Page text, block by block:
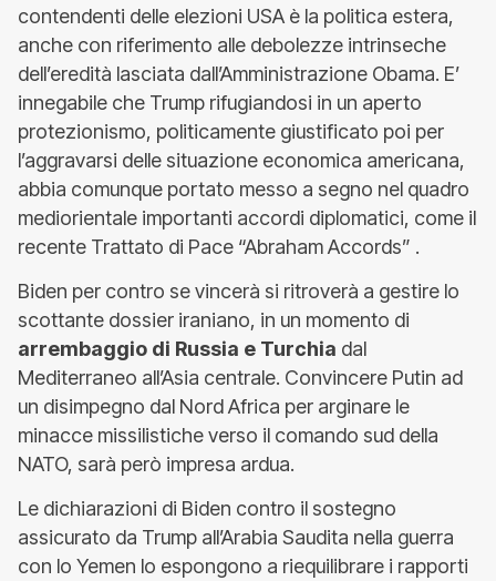
contendenti delle elezioni USA è la politica estera,
anche con riferimento alle debolezze intrinseche
dell’eredità lasciata dall’Amministrazione Obama. E’
innegabile che Trump rifugiandosi in un aperto
protezionismo, politicamente giustificato poi per
l’aggravarsi delle situazione economica americana,
abbia comunque portato messo a segno nel quadro
mediorientale importanti accordi diplomatici, come il
recente Trattato di Pace “Abraham Accords” .
Biden per contro se vincerà si ritroverà a gestire lo
scottante dossier iraniano, in un momento di
arrembaggio di Russia e Turchia dal
Mediterraneo all’Asia centrale. Convincere Putin ad
un disimpegno dal Nord Africa per arginare le
minacce missilistiche verso il comando sud della
NATO, sarà però impresa ardua.
Le dichiarazioni di Biden contro il sostegno
assicurato da Trump all’Arabia Saudita nella guerra
con lo Yemen lo espongono a riequilibrare i rapporti